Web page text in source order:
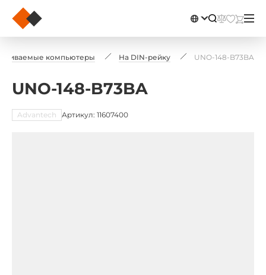
компьютеры На DIN-рейку UNO-148-B73BA
UNO-148-B73BA
Advantech Артикул: 11607400